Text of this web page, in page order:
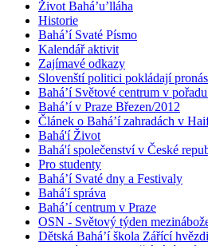
Život Bahá’u’lláha
Historie
Bahá’í Svaté Písmo
Kalendář aktivit
Zajímavé odkazy
Slovenští politici pokládají
Bahá’í Světové centrum v
Bahá’í v Praze Březen/2012
Článek o Bahá’í zahradách v
Bahá'í Život
Bahá'í společenství v České
Pro studenty
Bahá’í Svaté dny a Festivaly
Bahá'í správa
Bahá’í centrum v Praze
OSN - Světový týden
Dětská Bahá’í škola Zářící